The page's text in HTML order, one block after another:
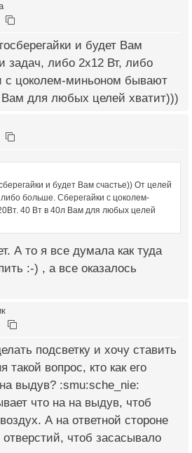
и будет Вам
задач, либо 2х12 Вт, либо
с цоколем-миньоном бывают
Вам для любых целей хватит)))
и будет Вам счастье)) От целей
больше. Сберегайки с цоколем-
40 Вт в 40л Вам для любых целей
А то я все думала как туда
:-) , а все оказалось
подсветку и хочу ставить
такой вопрос, кто как его
выдув? :smu:sche_nie:
что на на выдув, чтоб
А на ответной стороне
чтоб засасывало